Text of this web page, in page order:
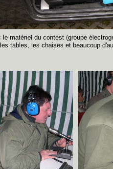
le matériel du contest (groupe
les tables, les chaises et beaucoup